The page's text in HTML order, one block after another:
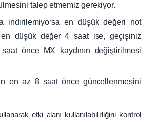
talep etmemiz gerekiyor.
indirilemiyorsa en düşük değeri not
düşük değer 4 saat ise, geçişiniz
önce MX kaydının değiştirilmesi
en az 8 saat önce güncellenmesini
etki alanı kullanılabilirliğini kontrol